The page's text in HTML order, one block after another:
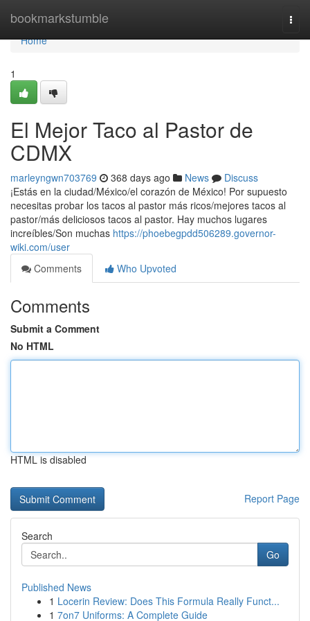
bookmarkstumble
Home
Home
1
El Mejor Taco al Pastor de
CDMX
marleyngwn703769 368 days ago News
Discuss
¡Estás en la ciudad/México/el corazón de México! Por supuesto
necesitas probar los tacos al pastor más ricos/mejores tacos al
pastor/más deliciosos tacos al pastor. Hay muchos lugares
increíbles/Son muchas https://phoebegpdd506289.governor-
wiki.com/user
Comments
Who Upvoted
Comments
Submit a Comment
No HTML
HTML is disabled
Report Page
Search
Go
Published News
1 Locerin Review: Does This Formula Really Funct...
1 7on7 Uniforms: A Complete Guide